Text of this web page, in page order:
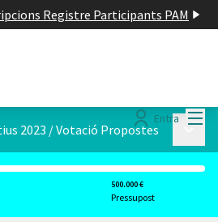
Registre Participants PAM
Entra
2023 /Votació Propostes
500.000 €
Pressupost